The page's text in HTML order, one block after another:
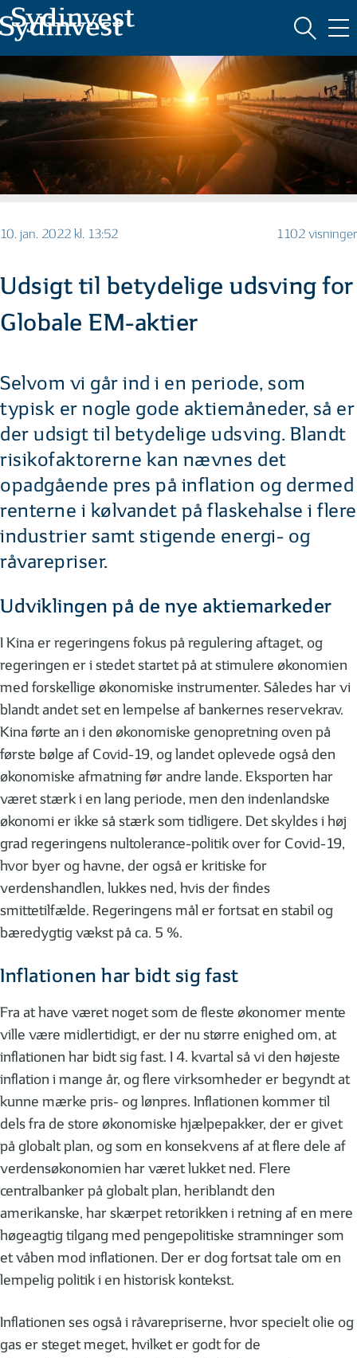
MARKEDSFØRINGSMATERIALE
10. jan. 2022 kl. 13:52 1102 visninger
Udsigt til betydelige udsving for
Globale EM-aktier
Selvom vi går ind i en periode, som
typisk er nogle gode aktiemåneder, så er
der udsigt til betydelige udsving. Blandt
risikofaktorerne kan nævnes det
opadgående pres på inflation og dermed
renterne i kølvandet på flaskehalse i flere
industrier samt stigende energi- og
råvarepriser.
Udviklingen på de nye aktiemarkeder
I Kina er regeringens fokus på regulering aftaget, og
regeringen er i stedet startet på at stimulere økonomien
med forskellige økonomiske instrumenter. Således har vi
blandt andet set en lempelse af bankernes reservekrav.
Kina førte an i den økonomiske genopretning oven på
første bølge af Covid-19, og landet oplevede også den
økonomiske afmatning før andre lande. Eksporten har
været stærk i en lang periode, men den indenlandske
økonomi er ikke så stærk som tidligere. Det skyldes i høj
grad regeringens nultolerance-politik over for Covid-19,
hvor byer og havne, der også er kritiske for
verdenshandlen, lukkes ned, hvis der findes
smittetilfælde. Regeringens mål er fortsat en stabil og
bæredygtig vækst på ca. 5 %.
Inflationen har bidt sig fast
Fra at have været noget som de fleste økonomer mente
ville være midlertidigt, er der nu større enighed om, at
inflationen har bidt sig fast. I 4. kvartal så vi den højeste
inflation i mange år, og flere virksomheder er begyndt at
kunne mærke pris- og lønpres. Inflationen kommer til
dels fra de store økonomiske hjælpepakker, der er givet
på globalt plan, og som en konsekvens af at flere dele af
verdensøkonomien har været lukket ned. Flere
centralbanker på globalt plan, heriblandt den
amerikanske, har skærpet retorikken i retning af en mere
høgeagtig tilgang med pengepolitiske stramninger som
et våben mod inflationen. Der er dog fortsat tale om en
lempelig politik i en historisk kontekst.
Inflationen ses også i råvarepriserne, hvor specielt olie og
gas er steget meget, hvilket er godt for de